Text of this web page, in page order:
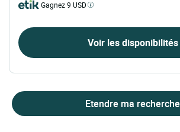
Gagnez 9 USD
Voir les disponibilités
Etendre ma recherche